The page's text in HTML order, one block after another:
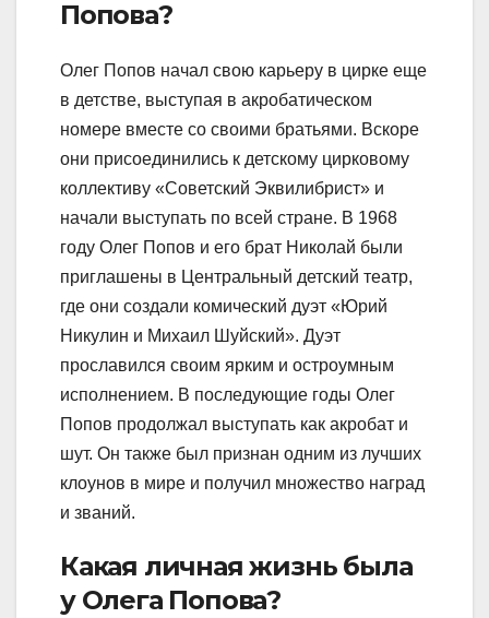
Попова?
Олег Попов начал свою карьеру в цирке еще
в детстве, выступая в акробатическом
номере вместе со своими братьями. Вскоре
они присоединились к детскому цирковому
коллективу «Советский Эквилибрист» и
начали выступать по всей стране. В 1968
году Олег Попов и его брат Николай были
приглашены в Центральный детский театр,
где они создали комический дуэт «Юрий
Никулин и Михаил Шуйский». Дуэт
прославился своим ярким и остроумным
исполнением. В последующие годы Олег
Попов продолжал выступать как акробат и
шут. Он также был признан одним из лучших
клоунов в мире и получил множество наград
и званий.
Какая личная жизнь была
у Олега Попова?